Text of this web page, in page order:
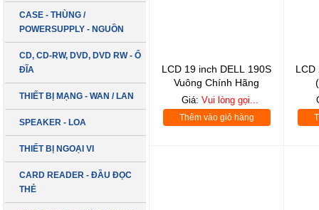
CASE - THÙNG /
POWERSUPPLY - NGUỒN
CD, CD-RW, DVD, DVD RW - Ổ
ĐĨA
THIẾT BỊ MẠNG - WAN / LAN
SPEAKER - LOA
THIẾT BỊ NGOẠI VI
CARD READER - ĐẦU ĐỌC
THẺ
LCD 19 inch DELL 190S
Vuông Chính Hãng
Giá:Vui lòng gọi...
Thêm vào giỏ hàng
LCD